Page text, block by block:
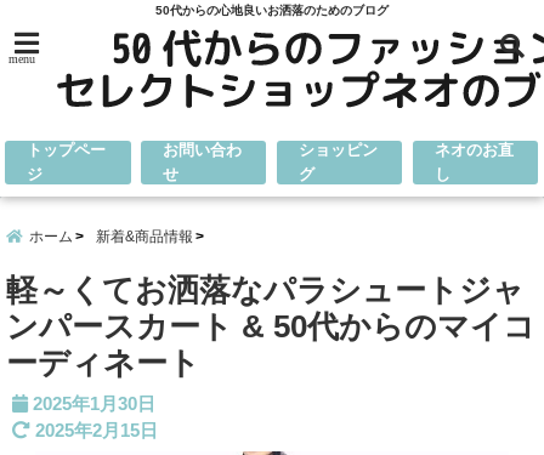
50代からの心地良いお洒落のためのブログ
menu
トップペー
ジ
お問い合わ
せ
ショッピン
グ
ネオのお直
し
ホーム 新着&商品情報
軽～くてお洒落なパラシュートジャ
ンパースカート & 50代からのマイコ
ーディネート
2025年1月30日
2025年2月15日